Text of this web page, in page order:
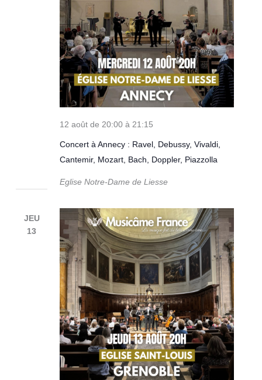
Concert à Annecy : Ravel, Debussy, Vivaldi,
Cantemir, Mozart, Bach, Doppler, Piazzolla
12 août de 20:00 à 21:15
Eglise Notre-Dame de Liesse
JEU
13